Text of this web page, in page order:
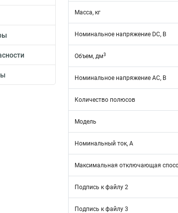
Масса, кг
Номинальное напряжение DC, В
Объем, дм3
Номинальное напряжение АС, В
Количество полюсов
Модель
Номинальный ток, А
Максимальная отключающая
Подпись к файлу 2
Подпись к файлу 3